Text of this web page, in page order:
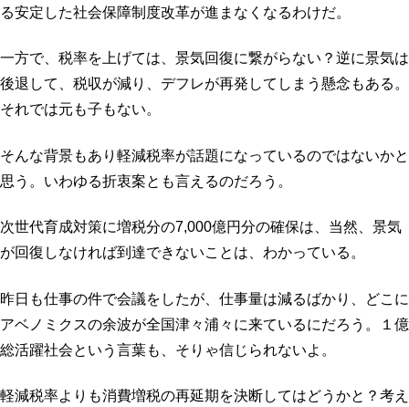
る安定した社会保障制度改革が進まなくなるわけだ。
一方で、税率を上げては、景気回復に繋がらない？逆に景気は
後退して、税収が減り、デフレが再発してしまう懸念もある。
それでは元も子もない。
そんな背景もあり軽減税率が話題になっているのではないかと
思う。いわゆる折衷案とも言えるのだろう。
次世代育成対策に増税分の7,000億円分の確保は、当然、景気
が回復しなければ到達できないことは、わかっている。
昨日も仕事の件で会議をしたが、仕事量は減るばかり、どこに
アベノミクスの余波が全国津々浦々に来ているにだろう。１億
総活躍社会という言葉も、そりゃ信じられないよ。
軽減税率よりも消費増税の再延期を決断してはどうかと？考え